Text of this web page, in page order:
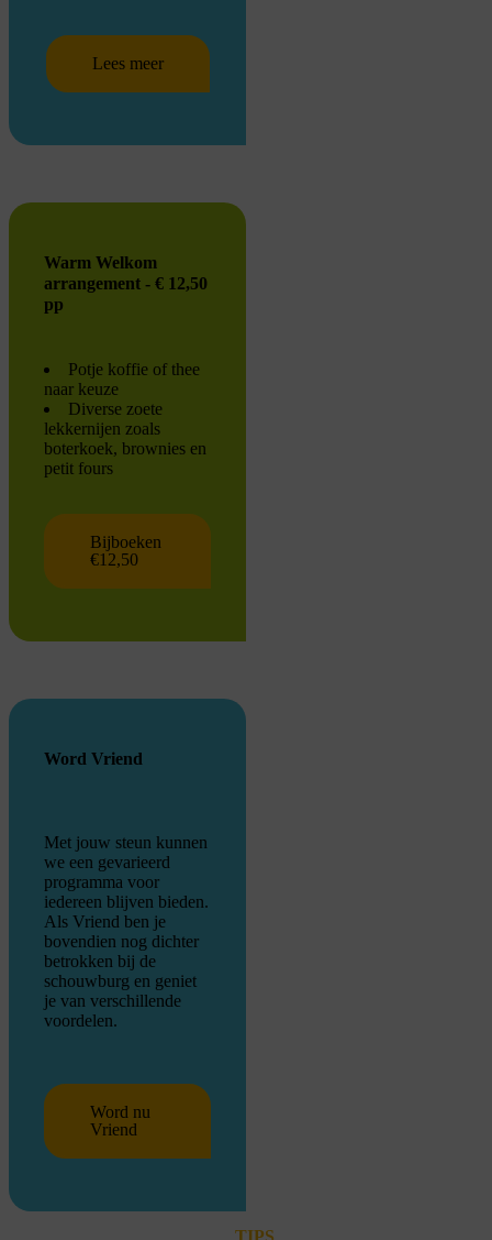
Lees meer
Warm Welkom
arrangement - € 12,50
pp
Potje koffie of thee
naar keuze
Diverse zoete
lekkernijen zoals
boterkoek, brownies en
petit fours
Bijboeken
€12,50
Word Vriend
Met jouw steun kunnen
we een gevarieerd
programma voor
iedereen blijven bieden.
Als Vriend ben je
bovendien nog dichter
betrokken bij de
schouwburg en geniet
je van verschillende
voordelen.
Word nu
Vriend
TIPS